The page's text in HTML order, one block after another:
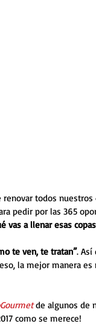
todos
pedir por las 365
vas a llenar esas
te ven, te tratan”. Así
la mejor manera
de algunos de
como se merece!